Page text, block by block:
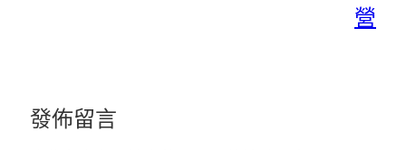
營
發佈留言